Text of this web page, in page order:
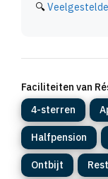
🔍Veelgestelde
Faciliteiten van
4-sterren
Halfpension
Ontbijt